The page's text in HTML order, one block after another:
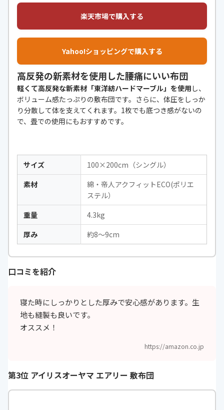
楽天市場で購入する
Yahoo!ショッピングで購入する
高反発の新素材を使用した腰痛にいい布団
軽くて高反発な新素材「東洋紡ハードマーブル」を使用 し、
ボリューム感たっぷりの敷布団です。さらに、体圧をしっか
り分散して体を支えてくれます。1枚でも底つき感がないの
で、畳での使用にもおすすめです。
サイズ
100×200cm（シングル）
素材
綿・帝人アクフィットECO(ポリエ
ステル）
重量
4.3kg
厚み
約8～9cm
口コミを紹介
寝た時にしっかりとした厚みで安心感があります。生
地も縫製も良いです。
オススメ！
https://amazon.co.jp
第3位 アイリスオーヤマ エアリー 敷布団